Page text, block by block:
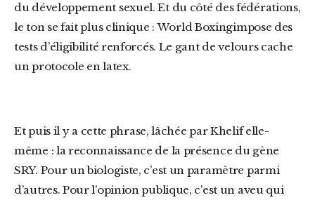
du développement sexuel. Et du côté des fédérations,
le ton se fait plus clinique : World Boxingimpose des
tests d’éligibilité renforcés. Le gant de velours cache
un protocole en latex.
Et puis il y a cette phrase, lâchée par Khelif elle-
même : la reconnaissance de la présence du gène
SRY. Pour un biologiste, c’est un paramètre parmi
d’autres. Pour l’opinion publique, c’est un aveu qui